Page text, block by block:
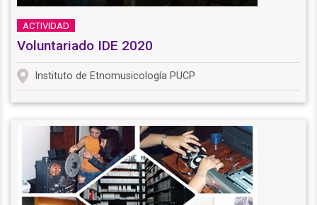
ACTIVIDAD
Voluntariado IDE 2020
Instituto de Etnomusicología PUCP